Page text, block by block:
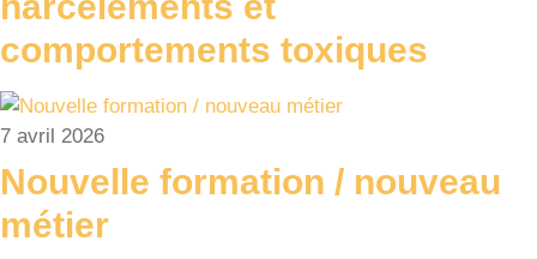
comportements toxiques
7 avril 2026
Nouvelle formation / nouveau
métier